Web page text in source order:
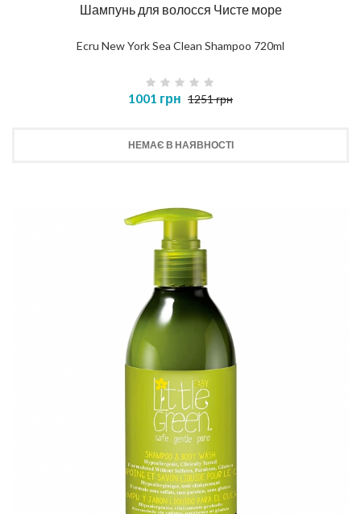
Шампунь для волосся Чисте море
Ecru New York Sea Clean Shampoo 720ml
1001 грн 1251 грн
НЕМАЄ В НАЯВНОСТІ